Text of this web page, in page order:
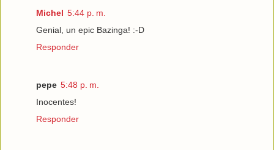
Michel 5:44 p. m.
Genial, un epic Bazinga! :-D
Responder
pepe 5:48 p. m.
Inocentes!
Responder